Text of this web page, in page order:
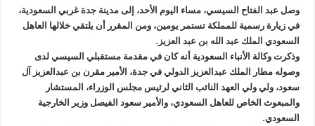
وصل عبد الفتاح السيسي، مساء اليوم الأحد، إلى مدينة جدة غربي السعودية،
في زيارة رسمية للمملكة تستمر يومين، ومن المقرر أن يلتقي خلالها العاهل
السعودي الملك عبد الله بن عبد العزيز .
وذكرت وكالة الأنباء السعودية أنه كان في مقدمة مستقبلي السيسي لدى
وصوله مطار الملك عبدالعزيز الدولي في جدة، الأمير مقرن بن عبدالعزيز آل
سعود، ولي ولي العهد النائب الثاني لرئيس مجلس الوزراء، المستشار
والمبعوث الخاص للعاهل السعودي، والأمير سعود الفيصل وزير الخارجية
السعودي.